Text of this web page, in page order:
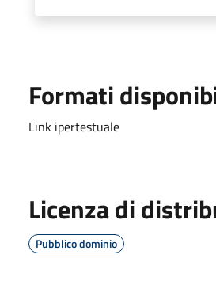
Formati
Link ipertestuale
Licenza di
Pubblico dominio